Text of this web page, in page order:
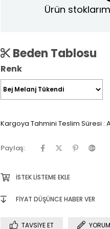
Ürün
Beden Tablosu
Renk
Kargoya Tahmini Teslim Süresi :
Paylaş:
İSTEK LISTEME EKLE
FIYAT DÜŞÜNCE HABER VER
TAVSIYE ET